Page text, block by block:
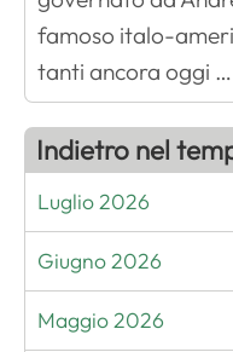
famoso italo-
tanti ancora oggi …
Indietro nel
Luglio 2026
Giugno 2026
Maggio 2026